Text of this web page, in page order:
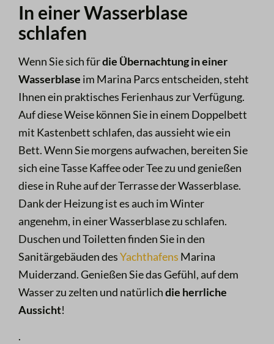
In einer Wasserblase
schlafen
Wenn Sie sich fürdie Übernachtung in einer
Wasserblase im Marina Parcs entscheiden, steht
Ihnen ein praktisches Ferienhaus zur Verfügung.
Auf diese Weise können Sie in einem Doppelbett
mit Kastenbett schlafen, das aussieht wie ein
Bett. Wenn Sie morgens aufwachen, bereiten Sie
sich eine Tasse Kaffee oder Tee zu und genießen
diese in Ruhe auf der Terrasse der Wasserblase.
Dank der Heizung ist es auch im Winter
angenehm, in einer Wasserblase zu schlafen.
Duschen und Toiletten finden Sie in den
Sanitärgebäuden desYachthafens Marina
Muiderzand. Genießen Sie das Gefühl, auf dem
Wasser zu zelten und natürlichdie herrliche
Aussicht!
.